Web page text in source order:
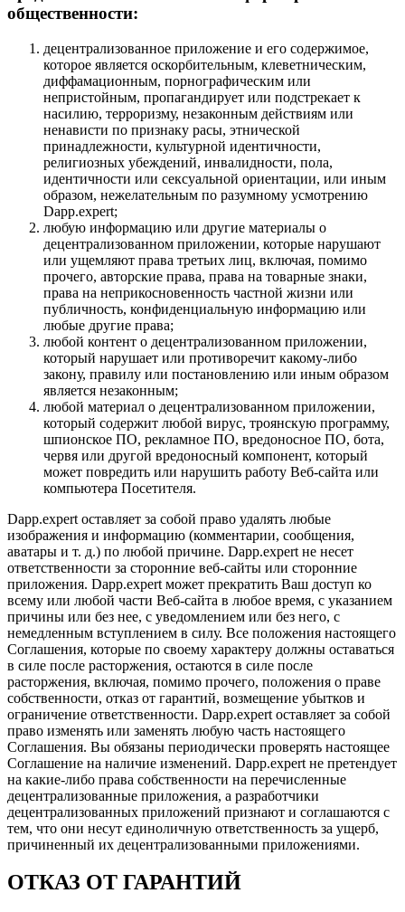
общественности:
децентрализованное приложение и его содержимое,
которое является оскорбительным, клеветническим,
диффамационным, порнографическим или
непристойным, пропагандирует или подстрекает к
насилию, терроризму, незаконным действиям или
ненависти по признаку расы, этнической
принадлежности, культурной идентичности,
религиозных убеждений, инвалидности, пола,
идентичности или сексуальной ориентации, или иным
образом, нежелательным по разумному усмотрению
Dapp.expert;
любую информацию или другие материалы о
децентрализованном приложении, которые нарушают
или ущемляют права третьих лиц, включая, помимо
прочего, авторские права, права на товарные знаки,
права на неприкосновенность частной жизни или
публичность, конфиденциальную информацию или
любые другие права;
любой контент о децентрализованном приложении,
который нарушает или противоречит какому-либо
закону, правилу или постановлению или иным образом
является незаконным;
любой материал о децентрализованном приложении,
который содержит любой вирус, троянскую программу,
шпионское ПО, рекламное ПО, вредоносное ПО, бота,
червя или другой вредоносный компонент, который
может повредить или нарушить работу Веб-сайта или
компьютера Посетителя.
Dapp.expert оставляет за собой право удалять любые
изображения и информацию (комментарии, сообщения,
аватары и т. д.) по любой причине. Dapp.expert не несет
ответственности за сторонние веб-сайты или сторонние
приложения. Dapp.expert может прекратить Ваш доступ ко
всему или любой части Веб-сайта в любое время, с указанием
причины или без нее, с уведомлением или без него, с
немедленным вступлением в силу. Все положения настоящего
Соглашения, которые по своему характеру должны оставаться
в силе после расторжения, остаются в силе после
расторжения, включая, помимо прочего, положения о праве
собственности, отказ от гарантий, возмещение убытков и
ограничение ответственности. Dapp.expert оставляет за собой
право изменять или заменять любую часть настоящего
Соглашения. Вы обязаны периодически проверять настоящее
Соглашение на наличие изменений. Dapp.expert не претендует
на какие-либо права собственности на перечисленные
децентрализованные приложения, а разработчики
децентрализованных приложений признают и соглашаются с
тем, что они несут единоличную ответственность за ущерб,
причиненный их децентрализованными приложениями.
ОТКАЗ ОТ ГАРАНТИЙ